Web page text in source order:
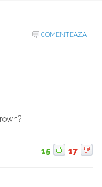
COMENTEAZA
15 17